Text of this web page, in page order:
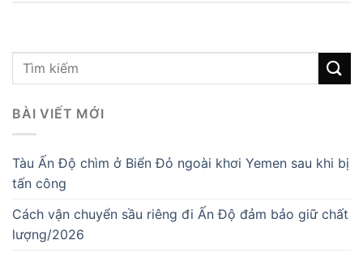
BÀI VIẾT MỚI
Tàu Ấn Độ chìm ở Biển Đỏ ngoài khơi Yemen sau khi bị
tấn công
Cách vận chuyển sầu riêng đi Ấn Độ đảm bảo giữ chất
lượng/2026